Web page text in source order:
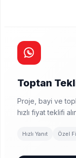
Toptan
Proje, bayi ve
hızlı fiyat teklifi
Hızlı Yanıt Özel